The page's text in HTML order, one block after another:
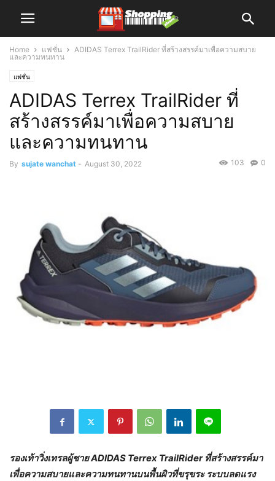
Home แฟชั่น
ADIDAS Terrex TrailRider ที่สร้างสรรค์มาเพื่อความสบาย
และความทนทาน
แฟชั่น
ADIDAS Terrex TrailRider ที่
สร้างสรรค์มาเพื่อความสบาย
และความทนทาน
By sujate wanchat - August 30, 2022 0
103
รองเท้าวิ่งเทรลผู้ชายADIDAS Terrex TrailRider ที่สร้างสรรค์มา
เพื่อความสบายและความทนทานบนพื้นผิวที่ขรุขระ ระบบลดแรง